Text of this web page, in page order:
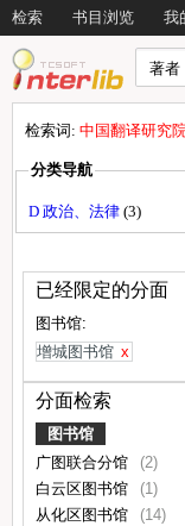
检索 书目浏览 我
检索词: 中国翻译研究
分类导航
D 政治、法律 (3)
已经限定的分面
图书馆:
增城图书馆 x
分面检索
图书馆
广图联合分馆
(2)
白云区图书馆
(1)
从化区图书馆
(14)